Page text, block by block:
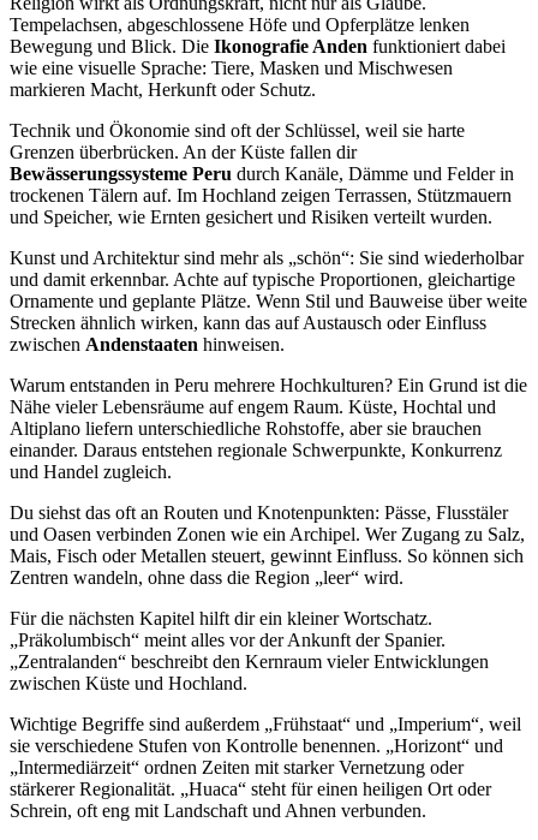
Tempelachsen, abgeschlossene Höfe und Opferplätze lenken
Bewegung und Blick. Die Ikonografie Anden funktioniert dabei
wie eine visuelle Sprache: Tiere, Masken und Mischwesen
markieren Macht, Herkunft oder Schutz.
Technik und Ökonomie sind oft der Schlüssel, weil sie harte
Grenzen überbrücken. An der Küste fallen dir
Bewässerungssysteme Peru durch Kanäle, Dämme und Felder in
trockenen Tälern auf. Im Hochland zeigen Terrassen, Stützmauern
und Speicher, wie Ernten gesichert und Risiken verteilt wurden.
Kunst und Architektur sind mehr als „schön“: Sie sind wiederholbar
und damit erkennbar. Achte auf typische Proportionen, gleichartige
Ornamente und geplante Plätze. Wenn Stil und Bauweise über weite
Strecken ähnlich wirken, kann das auf Austausch oder Einfluss
zwischen Andenstaaten hinweisen.
Warum entstanden in Peru mehrere Hochkulturen? Ein Grund ist die
Nähe vieler Lebensräume auf engem Raum. Küste, Hochtal und
Altiplano liefern unterschiedliche Rohstoffe, aber sie brauchen
einander. Daraus entstehen regionale Schwerpunkte, Konkurrenz
und Handel zugleich.
Du siehst das oft an Routen und Knotenpunkten: Pässe, Flusstäler
und Oasen verbinden Zonen wie ein Archipel. Wer Zugang zu Salz,
Mais, Fisch oder Metallen steuert, gewinnt Einfluss. So können sich
Zentren wandeln, ohne dass die Region „leer“ wird.
Für die nächsten Kapitel hilft dir ein kleiner Wortschatz.
„Präkolumbisch“ meint alles vor der Ankunft der Spanier.
„Zentralanden“ beschreibt den Kernraum vieler Entwicklungen
zwischen Küste und Hochland.
Wichtige Begriffe sind außerdem „Frühstaat“ und „Imperium“, weil
sie verschiedene Stufen von Kontrolle benennen. „Horizont“ und
„Intermediärzeit“ ordnen Zeiten mit starker Vernetzung oder
stärkerer Regionalität. „Huaca“ steht für einen heiligen Ort oder
Schrein, oft eng mit Landschaft und Ahnen verbunden.